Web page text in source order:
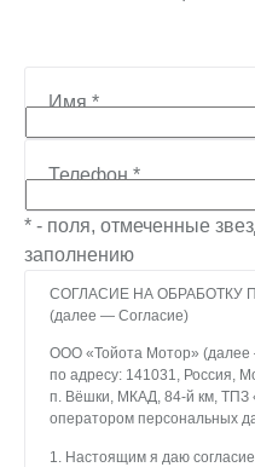
Имя*
Телефон*
* - поля, отмеченные
заполнению
СОГЛАСИЕ НА
(далее — Согласие)
ООО «Тойота Мотор»
по адресу: 141031, Россия,
п. Вёшки, МКАД, 84-й км, ТПЗ
оператором персональных
1. Настоящим я даю